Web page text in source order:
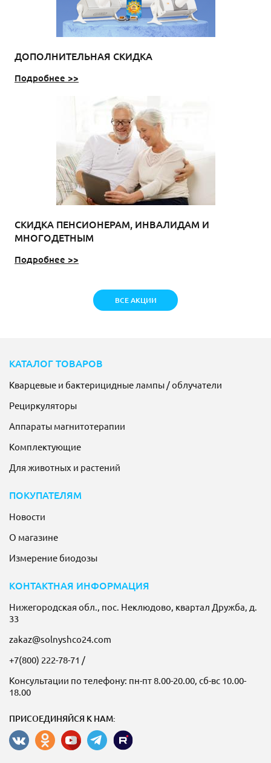
ДОПОЛНИТЕЛЬНАЯ СКИДКА
Подробнее >>
СКИДКА ПЕНСИОНЕРАМ, ИНВАЛИДАМ И
МНОГОДЕТНЫМ
Подробнее >>
ВСЕ АКЦИИ
КАТАЛОГ ТОВАРОВ
Кварцевые и бактерицидные лампы / облучатели
Рециркуляторы
Аппараты магнитотерапии
Комплектующие
Для животных и растений
ПОКУПАТЕЛЯМ
Новости
О магазине
Измерение биодозы
КОНТАКТНАЯ ИНФОРМАЦИЯ
Нижегородская обл., пос. Неклюдово, квартал Дружба, д.
33
zakaz@solnyshco24.com
+7(800) 222-78-71 /
Консультации по телефону: пн-пт 8.00-20.00, сб-вс 10.00-
18.00
ПРИСОЕДИНЯЙСЯ К НАМ: